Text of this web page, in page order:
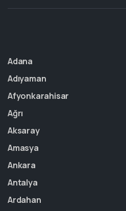
Adana
Adıyaman
Afyonkarahisar
Ağrı
Aksaray
Amasya
Ankara
Antalya
Ardahan